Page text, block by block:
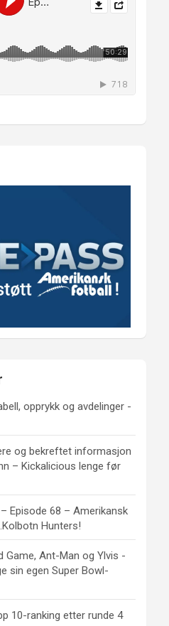
opprykk og avdelinger -
og bekreftet informasjon
– Kickalicious lenge før
Episode 68 – Amerikansk
Hunters!
Game, Ant-Man og Ylvis -
sin egen Super Bowl-
10-ranking etter runde 4